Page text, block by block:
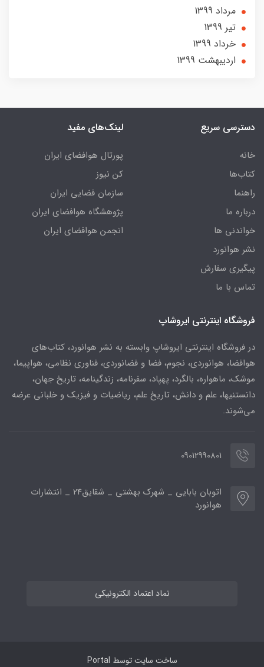
مرداد 1399
تير 1399
خرداد 1399
ارديبهشت 1399
دسترسی سریع
خانه
کتاب‌ها
راهنما
درباره ما
خواندنی ها
نشر هوانورد
پیگیری سفارش
تماس با ما
لینک‌های مفید
پورتال هوافضای ایران
کن نیوز
سازمان فضایی ایران
پژوهشگاه هوافضای ایران
انجمن هوافضای ایران
فروشگاه اینترنتی ایروشاپ
در فروشگاه اینترنتی ایروشاپ وابسته به نشر هوانورد، کتاب‌های
هوافضا، هوانوردی، نجوم، فضا و فضانوردی، فناوری نظامی، هواپیما،
موشک، ماهواره، بالگرد، پهپاد، سفرنامه، زندگینامه، تاریخ جهان،
دانستنیها، علم و دانش، تاریخ علم، ریاضیات و فیزیک و خلبانی عرضه
می‌شوند.
09012990801
اتوبان بابایی _ شهرک بهشتی _ شقایق24 _ انتشارات
هوانورد
نماد اعتماد الکترونیکی
ساخت سایت توسط Portal